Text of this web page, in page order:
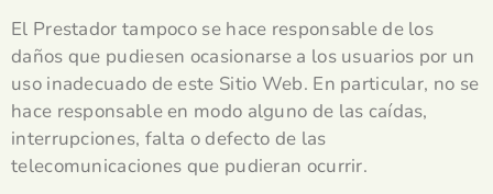
El Prestador tampoco se hace responsable de los
daños que pudiesen ocasionarse a los usuarios por un
uso inadecuado de este Sitio Web. En particular, no se
hace responsable en modo alguno de las caídas,
interrupciones, falta o defecto de las
telecomunicaciones que pudieran ocurrir.